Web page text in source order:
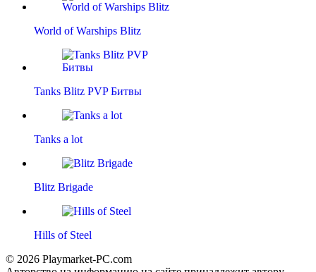
World of Warships Blitz
Tanks Blitz PVP Битвы
Tanks a lot
Blitz Brigade
Hills of Steel
© 2026 Playmarket-PC.com